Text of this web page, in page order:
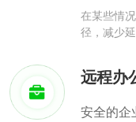
在某些情
径，减少
远程办
安全的企